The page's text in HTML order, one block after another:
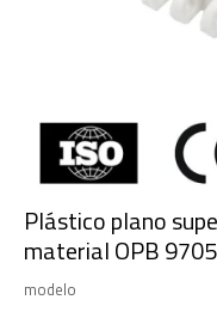
Plástico plano
material OPB
modelo